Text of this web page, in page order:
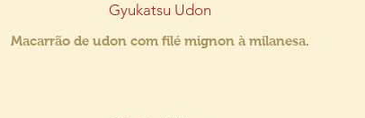
Gyukatsu Udon
Macarrão de udon com filé mignon à milanesa.